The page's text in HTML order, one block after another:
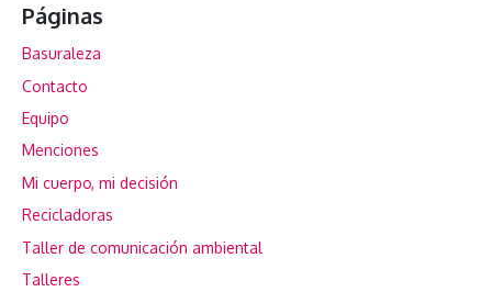
Páginas
Basuraleza
Contacto
Equipo
Menciones
Mi cuerpo, mi decisión
Recicladoras
Taller de comunicación ambiental
Talleres